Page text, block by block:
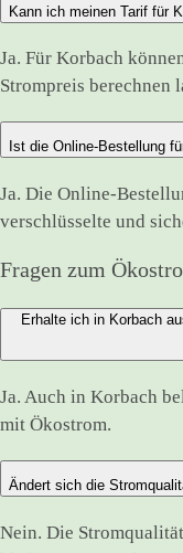
Kann ich meinen Tarif für
Ja. Für Korbach
Strompreis berechnen
Ist die Online-Bestellung
Ja. Die Online-
verschlüsselte und
Fragen zum
Erhalte ich in Korbach
Ja. Auch in Korbach
mit Ökostrom.
Ändert sich die
Nein. Die